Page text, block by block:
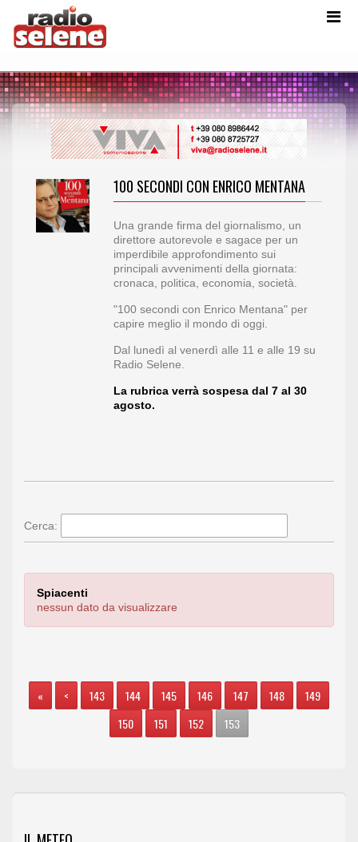
100 SECONDI CON ENRICO MENTANA
Una grande firma del giornalismo, un
direttore autorevole e sagace per un
imperdibile approfondimento sui
principali avvenimenti della giornata:
cronaca, politica, economia, società.
"100 secondi con Enrico Mentana" per
capire meglio il mondo di oggi.
Dal lunedì al venerdì alle 11 e alle 19 su
Radio Selene.
La rubrica verrà sospesa dal 7 al 30
agosto.
Cerca:
Spiacenti
nessun dato da visualizzare
« < 143 144 145 146 147 148
149
150
151 152 153